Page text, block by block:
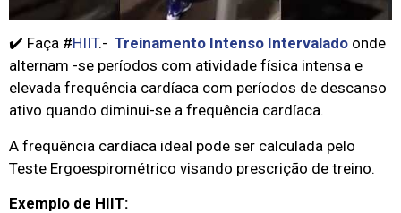
✔️ Faça #HIIT.- Treinamento Intenso Intervalado onde
alternam -se períodos com atividade física intensa e
elevada frequência cardíaca com períodos de descanso
ativo quando diminui-se a frequência cardíaca.
A frequência cardíaca ideal pode ser calculada pelo
Teste Ergoespirométrico visando prescrição de treino.
Exemplo de HIIT: